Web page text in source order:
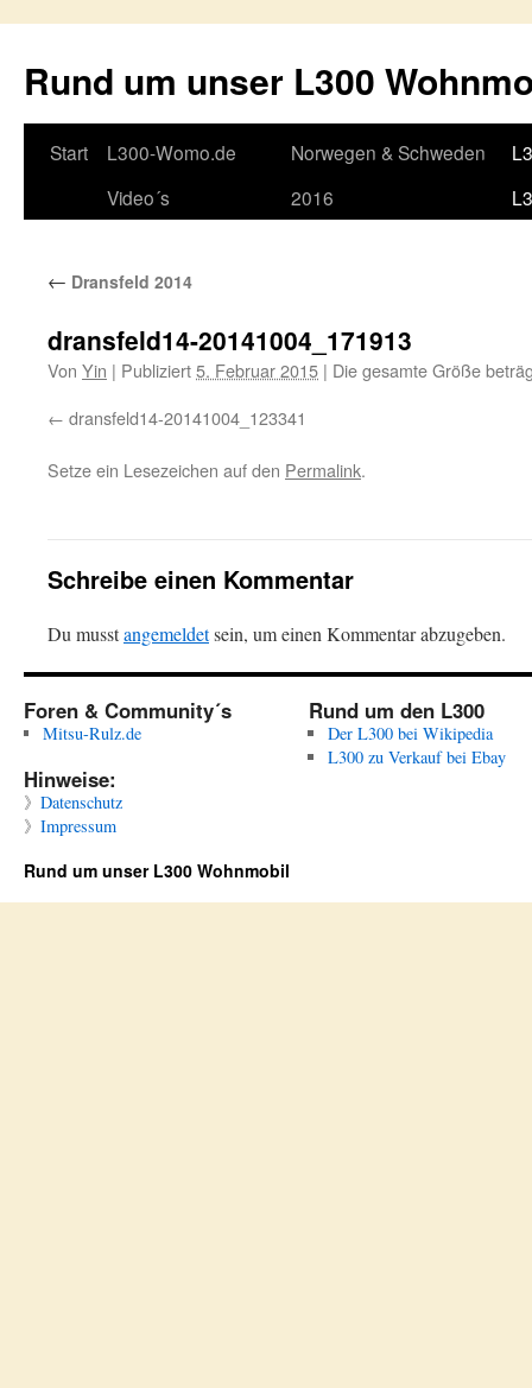
Rund um unser L300
Springe
Start
L300-Womo.de
Video´s
Norwegen & Schweden
2016
← Dransfeld 2014
dransfeld14-20141004_171913
Von Yin | Publiziert5. Februar 2015 | Die gesamte Größe
dransfeld14-20141004_123341
Setze ein Lesezeichen auf den Permalink.
Schreibe einen Kommentar
Du musstangemeldetsein, um einen Kommentar abzugeben.
Foren & Community´s
Mitsu-Rulz.de
Hinweise:
》 Datenschutz
》 Impressum
Rund um den L300
Der L300 bei Wikipedia
L300 zu Verkauf bei Ebay
Rund um unser L300 Wohnmobil